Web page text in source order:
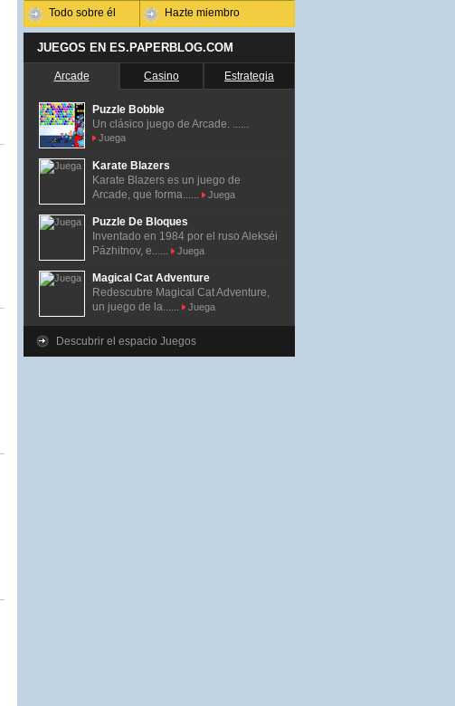
Todo sobre él Hazte miembro
JUEGOS EN ES.PAPERBLOG.COM
Arcade Casino Estrategia
Puzzle Bobble
Un clásico juego de Arcade. ......
Juega
Karate Blazers
Karate Blazers es un juego de
Arcade, que forma......
Juega
Puzzle De Bloques
Inventado en 1984 por el ruso Alekséi
Pázhitnov, e......
Juega
Magical Cat Adventure
Redescubre Magical Cat Adventure,
un juego de la......
Juega
Descubrir el espacio Juegos